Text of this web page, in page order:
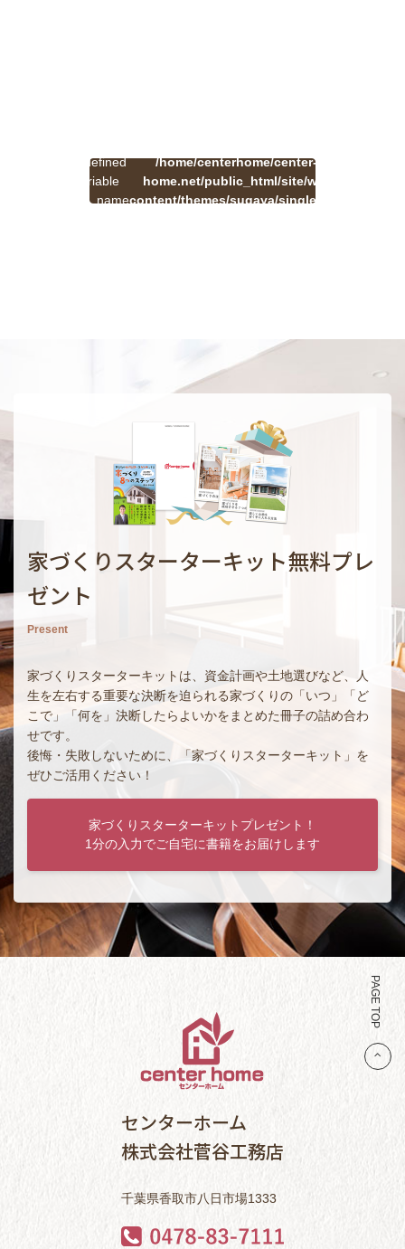
Undefined
variable
$cat_name
/home/centerhome/center-
home.net/public_html/site/wp-
content/themes/sugaya/single.php
家づくりスターターキット無料プレ
ゼント
Present
家づくりスターターキットは、資金計画や土地選びなど、人
生を左右する重要な決断を迫られる家づくりの「いつ」「ど
こで」「何を」決断したらよいかをまとめた冊子の詰め合わ
せです。
後悔・失敗しないために、「家づくりスターターキット」を
ぜひご活用ください！
家づくりスターターキットプレゼント！
1分の入力でご自宅に書籍をお届けします
PAGE TOP
センターホーム
株式会社菅谷工務店
千葉県香取市八日市場1333